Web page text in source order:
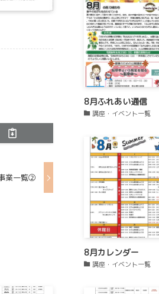
業一覧②
8月ふれあい通信
講座・イベント一覧
8月カレンダー
講座・イベント一覧